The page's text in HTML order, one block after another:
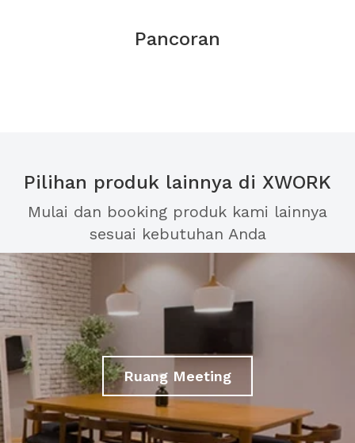
Pancoran
Pilihan produk lainnya di XWORK
Mulai dan booking produk kami lainnya
sesuai kebutuhan Anda
Ruang Meeting